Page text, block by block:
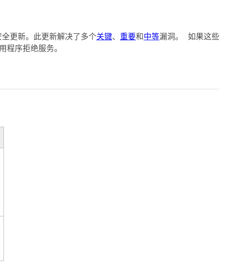
更新。此更新解决了多个关键、 重要和中等漏洞。 如果这些
序拒绝服务。